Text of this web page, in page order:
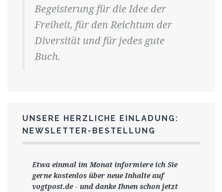
Begeisterung für die Idee der
Freiheit, für den Reichtum der
Diversität und für jedes gute
Buch.
UNSERE HERZLICHE EINLADUNG:
NEWSLETTER-BESTELLUNG
Etwa einmal im Monat informiere ich Sie
gernekostenlos über neue Inhalte auf
vogtpost.de- und danke Ihnen schon jetzt